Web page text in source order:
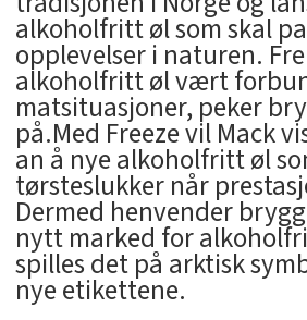
alkoholfritt øl som skal
opplevelser i naturen.
alkoholfritt øl vært
matsituasjoner, peker
på.Med Freeze vil Mack
an å nye alkoholfritt øl
tørsteslukker når
Dermed henvender
nytt marked for
spilles det på arktisk
nye etikettene.